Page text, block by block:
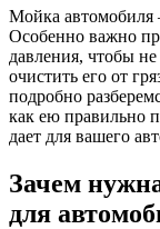
Мойка автомобиля
Особенно важно
давления, чтобы
очистить его от
подробно
как ею правильно
дает для вашего
Зачем
для